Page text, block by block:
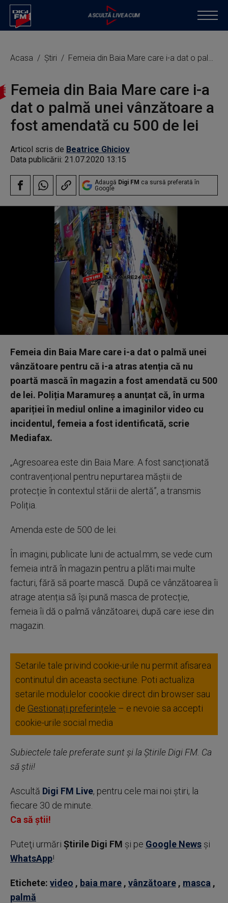
Acasa Știri Femeia din Baia Mare care i-a dat o palmă unei vânzătoare a fost amendată cu 500 de lei
Femeia din Baia Mare care i-a
dat o palmă unei vânzătoare a
fost amendată cu 500 de lei
Articol scris de Beatrice Ghiciov
Data publicării: 21.07.2020 13:15
Adaugă Digi FM ca sursă preferată în
Google
Femeia din Baia Mare care i-a dat o palmă unei
vânzătoare pentru că i-a atras atenția că nu
poartă mască în magazin a fost amendată cu 500
de lei. Poliția Maramureș a anunțat că, în urma
apariției în mediul online a imaginilor video cu
incidentul, femeia a fost identificată, scrie
Mediafax.
„Agresoarea este din Baia Mare. A fost sancționată
contravențional pentru nepurtarea măștii de
protecție în contextul stării de alertă”, a transmis
Poliția.
Amenda este de 500 de lei.
În imagini, publicate luni de actual.mm, se vede cum
femeia intră în magazin pentru a plăti mai multe
facturi, fără să poarte mască. După ce vânzătoarea îi
atrage atenția să își pună masca de protecție,
femeia îi dă o palmă vânzătoarei, după care iese din
magazin.
Setarile tale privind cookie-urile nu permit afisarea
continutul din aceasta sectiune. Poti actualiza
setarile modulelor coookie direct din browser sau
de Gestionați preferințele – e nevoie sa accepti
cookie-urile social media
Subiectele tale preferate sunt și la Știrile Digi FM. Ca
să știi!
Ascultă Digi FM Live, pentru cele mai noi știri, la
fiecare 30 de minute.
Ca să știi!
Puteţi urmări Știrile Digi FM şi pe Google News şi
WhatsApp!
Etichete: video , baia mare , vânzătoare , masca ,
palmă